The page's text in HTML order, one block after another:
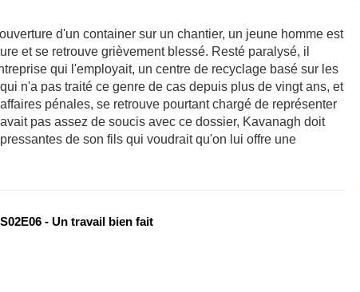
d'un container sur un chantier, un jeune homme est
et se retrouve grièvement blessé. Resté paralysé, il
qui l'employait, un centre de recyclage basé sur les
n'a pas traité ce genre de cas depuis plus de vingt ans, et
pénales, se retrouve pourtant chargé de représenter
pas assez de soucis avec ce dossier, Kavanagh doit
de son fils qui voudrait qu'on lui offre une
S02E06 - Un travail bien fait